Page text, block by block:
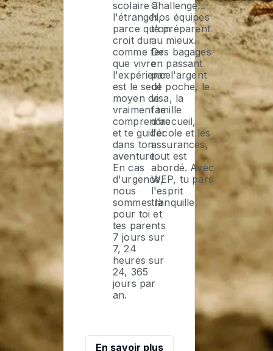
scolaire à
l'étranger,
parce qu'on
croit dur
comme fer
que vivre
l'expérience
est le seul
moyen de
vraiment te
comprendre
et te guider
dans ton
aventure.
En cas
d'urgence,
nous
sommes là
pour toi et
tes parents
7 jours sur
7, 24
heures sur
24, 365
jours par
an.
Challenge...
Nos équipes
te préparent
au mieux.
Des bagages
en passant
par l'argent
de poche, le
visa, la
famille
d'accueil,
l'école et les
assurances,
tout est
abordé. Avec
WEP, tu pars
l'esprit
tranquille.
En savoir plus